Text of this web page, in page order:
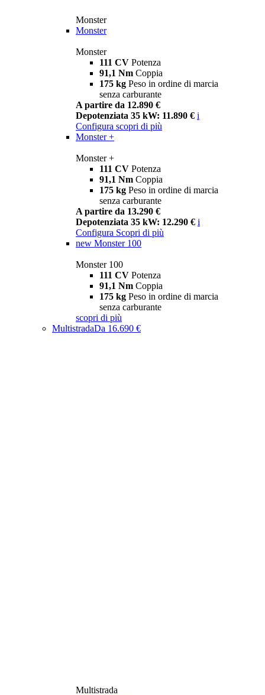
Monster
Monster
Monster
111 CV Potenza
91,1 Nm Coppia
175 kg Peso in ordine di marcia
senza carburante
A partire da 12.890 €
Depotenziata 35 kW: 11.890 € i
Configura scopri di più
Monster +
Monster +
111 CV Potenza
91,1 Nm Coppia
175 kg Peso in ordine di marcia
senza carburante
A partire da 13.290 €
Depotenziata 35 kW: 12.290 € i
Configura Scopri di più
new Monster 100
Monster 100
111 CV Potenza
91,1 Nm Coppia
175 kg Peso in ordine di marcia
senza carburante
scopri di più
MultistradaDa 16.690 €
Multistrada